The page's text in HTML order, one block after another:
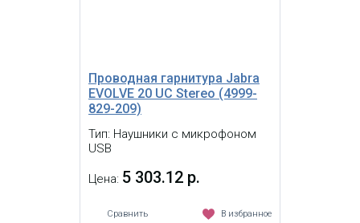
Проводная гарнитура Jabra
EVOLVE 20 UC Stereo (4999-
829-209)
Тип: Наушники с микрофоном
USB
Цена: 5 303.12 р.
Сравнить В избранное